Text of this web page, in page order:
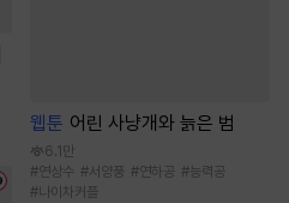
웹툰 어린 사냥개와 늙은 범
6.1만
#연상수 #서양풍 #연하공 #능력공
#나이차커플